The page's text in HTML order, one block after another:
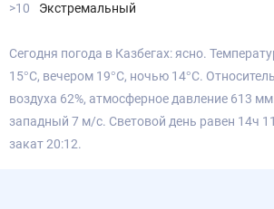
>10
Экстремальный
Сегодня погода в Казбегах: ясно.
15°С, вечером 19°С, ночью 14°С.
воздуха 62%, атмосферное давление 613
западный 7 м/с. Световой день равен 14ч
закат 20:12.